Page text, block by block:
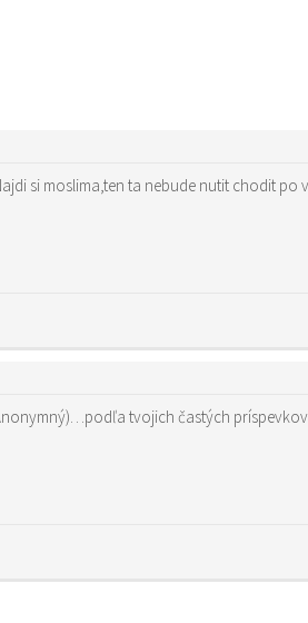
si moslima,ten ta nebude nutit chodit
tvojich častých príspevkov